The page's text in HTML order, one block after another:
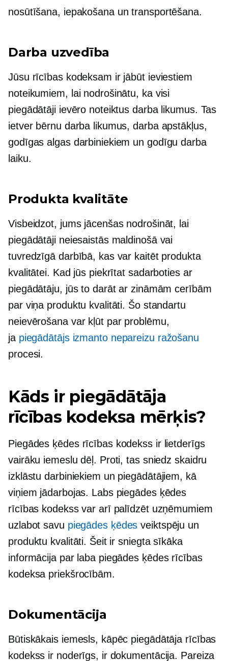
nosūtīšana, iepakošana un transportēšana.
Darba uzvedība
Jūsu rīcības kodeksam ir jābūt ieviestiem
noteikumiem, lai nodrošinātu, ka visi
piegādātāji ievēro noteiktus darba likumus. Tas
ietver bērnu darba likumus, darba apstākļus,
godīgas algas darbiniekiem un godīgu darba
laiku.
Produkta kvalitāte
Visbeidzot, jums jācenšas nodrošināt, lai
piegādātāji neiesaistās maldinošā vai
tuvredzīgā darbībā, kas var kaitēt produkta
kvalitātei. Kad jūs piekrītat sadarboties ar
piegādātāju, jūs to darāt ar zināmām cerībām
par viņa produktu kvalitāti. Šo standartu
neievērošana var kļūt par problēmu,
ja piegādātājs izmanto nepareizu ražošanu
procesi.
Kāds ir piegādātāja
rīcības kodeksa mērķis?
Piegādes ķēdes rīcības kodekss ir lietderīgs
vairāku iemeslu dēļ. Proti, tas sniedz skaidru
izklāstu darbiniekiem un piegādātājiem, kā
viņiem jādarbojas. Labs piegādes ķēdes
rīcības kodekss var arī palīdzēt uzņēmumiem
uzlabot savu piegādes ķēdes veiktspēju un
produktu kvalitāti. Šeit ir sniegta sīkāka
informācija par laba piegādes ķēdes rīcības
kodeksa priekšrocībām.
Dokumentācija
Būtiskākais iemesls, kāpēc piegādātāja rīcības
kodekss ir noderīgs, ir dokumentācija. Pareiza